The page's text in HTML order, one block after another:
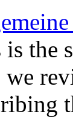
the